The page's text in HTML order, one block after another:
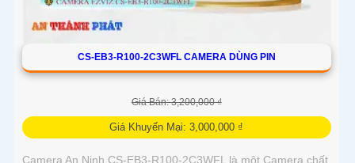
CS-EB3-R100-2C3WFL CAMERA DÙNG PIN
Giá Bán: 3,200,000 ₫
Giá Khuyến Mại: 3,000,000 ₫
Camera An Ninh CS-EB3-R100-2C3WFL là một Camera chất